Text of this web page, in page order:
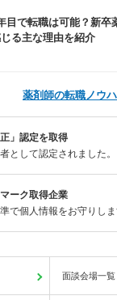
目で転職は可能？新卒
る主な理由を紹介
薬剤師の転職ノウ
正」認定を取得
として認定されました。
ーク取得企業
で個人情報をお守りしま
面談会場一覧